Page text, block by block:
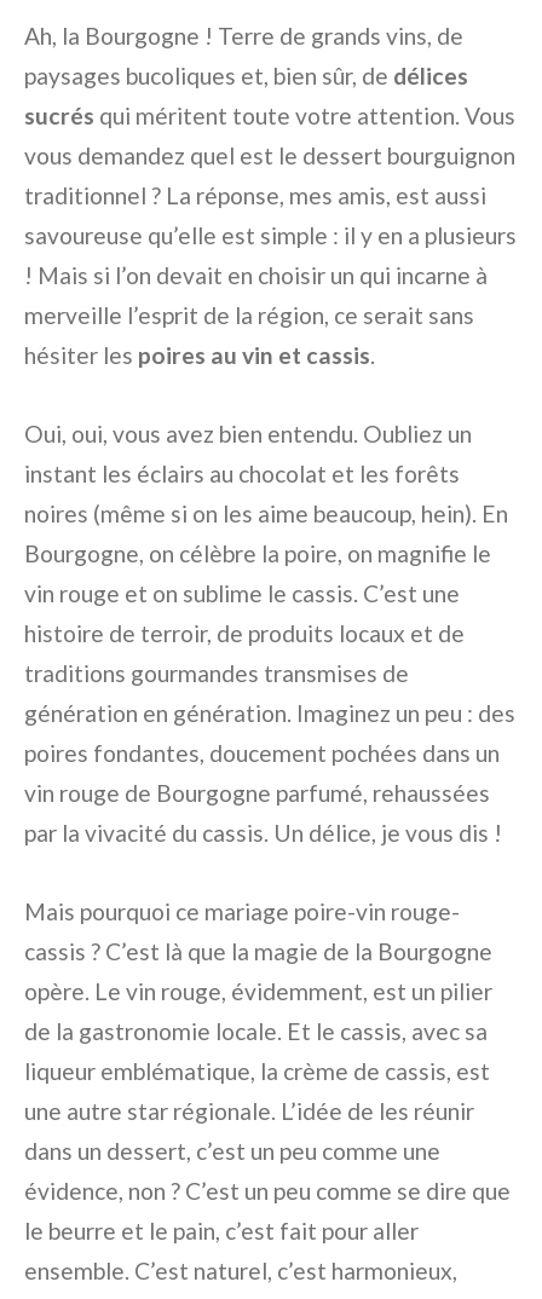
Ah, la Bourgogne ! Terre de grands vins, de
paysages bucoliques et, bien sûr, de délices
sucrés qui méritent toute votre attention. Vous
vous demandez quel est le dessert bourguignon
traditionnel ? La réponse, mes amis, est aussi
savoureuse qu’elle est simple : il y en a plusieurs
! Mais si l’on devait en choisir un qui incarne à
merveille l’esprit de la région, ce serait sans
hésiter les poires au vin et cassis.
Oui, oui, vous avez bien entendu. Oubliez un
instant les éclairs au chocolat et les forêts
noires (même si on les aime beaucoup, hein). En
Bourgogne, on célèbre la poire, on magnifie le
vin rouge et on sublime le cassis. C’est une
histoire de terroir, de produits locaux et de
traditions gourmandes transmises de
génération en génération. Imaginez un peu : des
poires fondantes, doucement pochées dans un
vin rouge de Bourgogne parfumé, rehaussées
par la vivacité du cassis. Un délice, je vous dis !
Mais pourquoi ce mariage poire-vin rouge-
cassis ? C’est là que la magie de la Bourgogne
opère. Le vin rouge, évidemment, est un pilier
de la gastronomie locale. Et le cassis, avec sa
liqueur emblématique, la crème de cassis, est
une autre star régionale. L’idée de les réunir
dans un dessert, c’est un peu comme une
évidence, non ? C’est un peu comme se dire que
le beurre et le pain, c’est fait pour aller
ensemble. C’est naturel, c’est harmonieux,